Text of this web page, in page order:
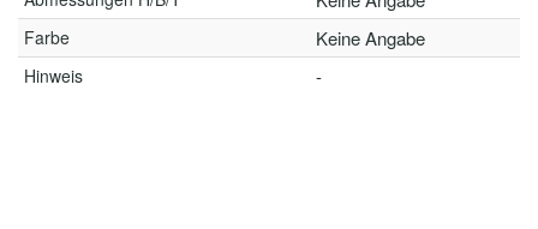
Farbe Keine Angabe
Hinweis -